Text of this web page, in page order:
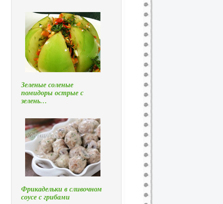
Зеленые соленые
помидоры острые с
зелень…
Фрикадельки в сливочном
соусе с грибами